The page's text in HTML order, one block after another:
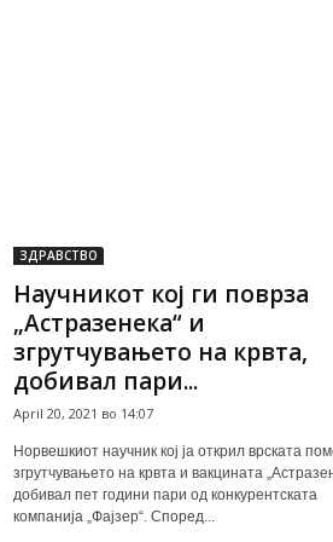
ЗДРАВСТВО
Научникот кој ги поврза
„Астразенека“ и
згрутчувањето на крвта,
добивал пари...
April 20, 2021 во 14:07
Норвешкиот научник кој ја открил врската
згрутчувањето на крвта и вакцината
добивал пет години пари од конкурентската
компанија „Фајзер“. Според...